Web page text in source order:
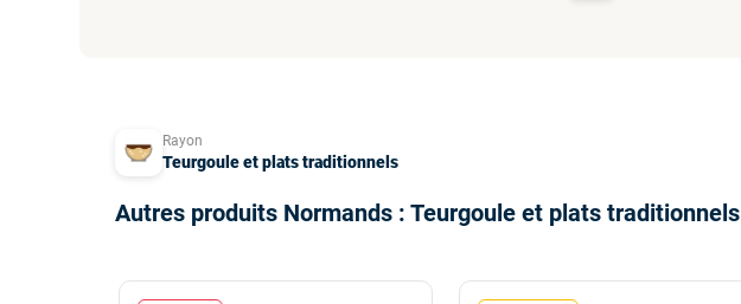
Rayon
Teurgoule et plats traditionnels
Autres produits Normands : Teurgoule et plats traditionnels